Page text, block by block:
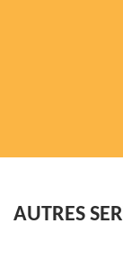
AUTRES